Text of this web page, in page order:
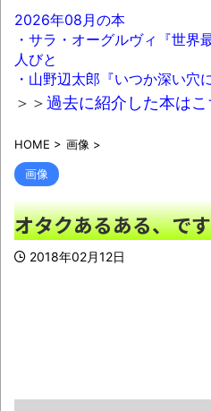
ぎて揚げ物が消えてし
【悲報】原爆投下
るデマ、SNSで拡散さ
【画像】ショート
NEW!
カードを持たない29
ら排除された」NEW!
【天才】雪が溶け
夫婦で老後2000万
2026年08月の本
・サラ・オーグルヴィ『世界
人びと
・山野辺太郎『いつか深い穴
＞＞過去に紹介した本はこ
HOME > 画像 >
画像
オタクあるある、で
2018年02月12日